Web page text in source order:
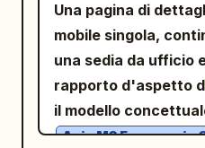
Vogue, 8K.
Una pagina di
mobile singola,
una sedia da ufficio
rapporto d'aspetto
il modello
Axis M3 Ergonomic